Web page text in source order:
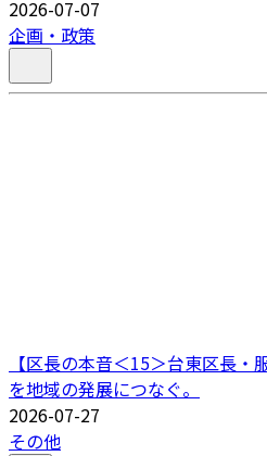
2026-07-07
企画・政策
【区長の本音＜15＞台東区長
を地域の発展につなぐ。
2026-07-27
その他